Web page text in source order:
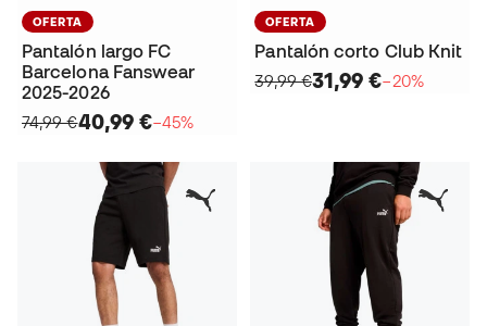
OFERTA
Pantalón largo FC
Barcelona Fanswear
2025-2026
74,99 €40,99 €−45%
OFERTA
Pantalón corto Club Knit
39,99 €31,99 €−20%